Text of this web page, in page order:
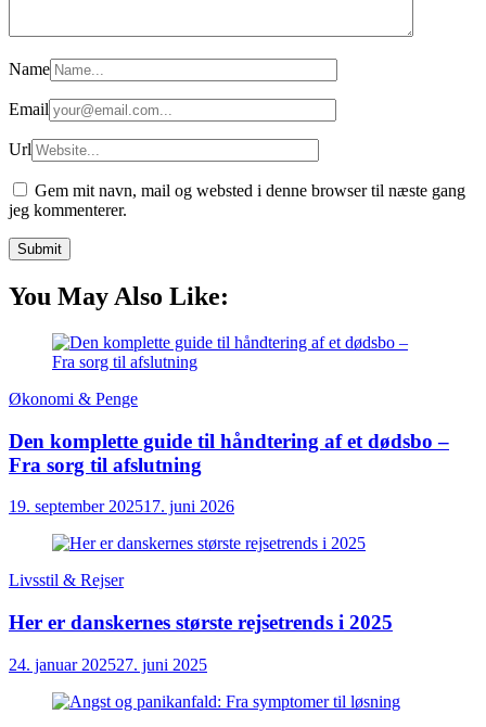
Name
Email
Url
Gem mit navn, mail og websted i denne browser til næste gang
jeg kommenterer.
You May Also Like:
Økonomi & Penge
Den komplette guide til håndtering af et dødsbo –
Fra sorg til afslutning
19. september 202517. juni 2026
Livsstil & Rejser
Her er danskernes største rejsetrends i 2025
24. januar 202527. juni 2025